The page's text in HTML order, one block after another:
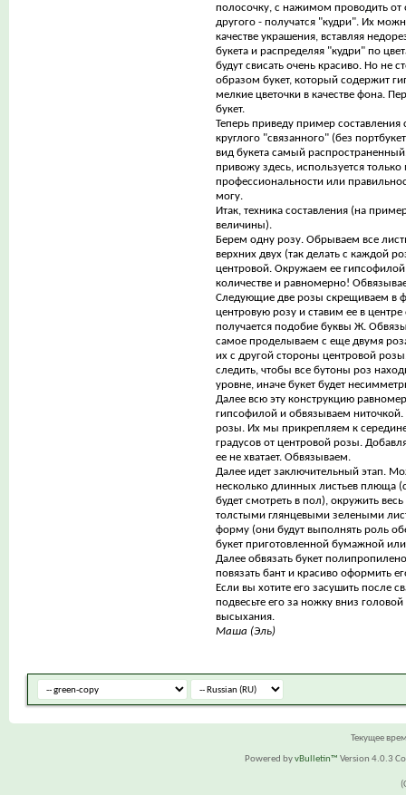
полосочку, с нажимом проводить от
другого - получатся "кудри". Их
качестве украшения, вставляя
букета и распределяя "кудри" по
будут свисать очень красиво. Но не
образом букет, который содержит
мелкие цветочки в качестве фона.
букет.
Теперь приведу пример составления
круглого "связанного" (без
вид букета самый
привожу здесь, используется
профессиональности или
могу.
Итак, техника составления (на
величины).
Берем одну розу. Обрываем все
верхних двух (так делать с каждой
центровой. Окружаем ее
количестве и равномерно!
Следующие две розы скрещиваем в
центровую розу и ставим ее в
получается подобие буквы Ж.
самое проделываем с еще двумя
их с другой стороны центровой
следить, чтобы все бутоны роз
уровне, иначе букет будет
Далее всю эту конструкцию
гипсофилой и обвязываем ниточкой.
розы. Их мы прикрепляем к
градусов от центровой розы.
ее не хватает. Обвязываем.
Далее идет заключительный этап.
несколько длинных листьев плюща
будет смотреть в пол), окружить весь
толстыми глянцевыми зелеными
форму (они будут выполнять роль
букет приготовленной бумажной
Далее обвязать букет
повязать бант и красиво оформить
Если вы хотите его засушить после
подвесьте его за ножку вниз
высыхания.
Маша (Эль)
Текущее
Powered byvBulletin™ Version 4.0.3